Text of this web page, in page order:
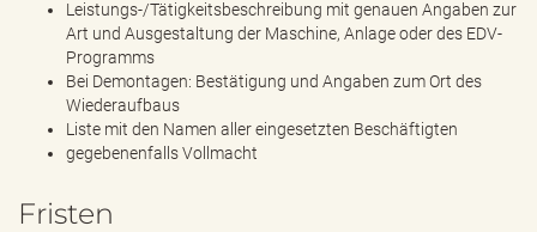
Leistungs-/Tätigkeitsbeschreibung mit genauen Angaben zur
Art und Ausgestaltung der Maschine, Anlage oder des EDV-
Programms
Bei Demontagen: Bestätigung und Angaben zum Ort des
Wiederaufbaus
Liste mit den Namen aller eingesetzten Beschäftigten
gegebenenfalls Vollmacht
Fristen